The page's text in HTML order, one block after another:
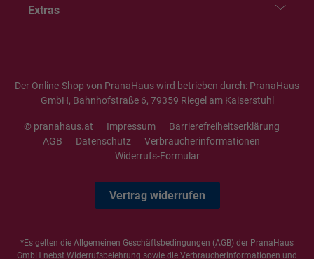
Extras
Der Online-Shop von PranaHaus wird betrieben durch: PranaHaus
GmbH, Bahnhofstraße 6, 79359 Riegel am Kaiserstuhl
© pranahaus.at Impressum
Barrierefreiheitserklärung
AGB
Datenschutz
Verbraucherinformationen
Widerrufs-Formular
Vertrag widerrufen
*Es gelten die Allgemeinen Geschäftsbedingungen (AGB) der PranaHaus
GmbH nebst Widerrufsbelehrung sowie die Verbraucherinformationen und